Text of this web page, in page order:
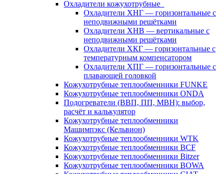
Охладители кожухотрубные
Охладители ХНГ — горизонтальные с
неподвижными решётками
Охладители ХНВ — вертикальные с
неподвижными решётками
Охладители ХКГ — горизонтальные с
температурным компенсатором
Охладители ХПГ — горизонтальные с
плавающей головкой
Кожухотрубные теплообменники FUNKE
Кожухотрубные теплообменники ONDA
Подогреватели (ВВП, ПП, МВН): выбор,
расчёт и калькулятор
Кожухотрубные теплообменники
Машимпэкс (Кельвион)
Кожухотрубные теплообменники WTK
Кожухотрубные теплообменники BCF
Кожухотрубные теплообменники Bitzer
Кожухотрубные теплообменники BOWA